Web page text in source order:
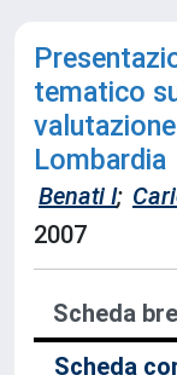
tematico
Lombardia
Benati I;
2007
Scheda
Scheda